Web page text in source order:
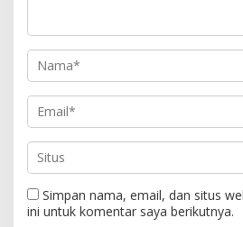
Simpan nama, email, dan situs
ini untuk komentar saya berikutnya.